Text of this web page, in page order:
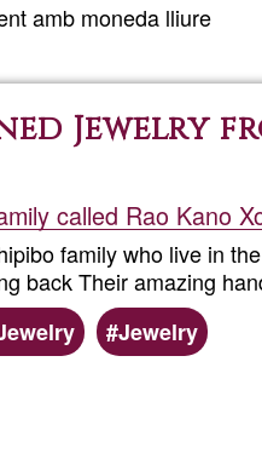
amb moneda lliure
Jewelry
called Rao Kano
family who live in the
back Their amazing
Jewelry